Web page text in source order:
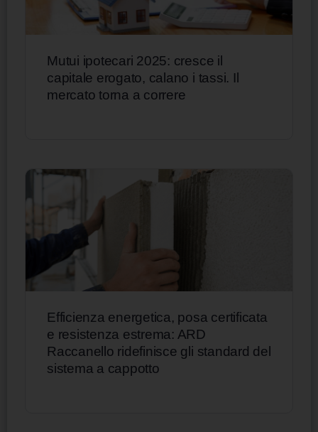
Mutui ipotecari 2025: cresce il
capitale erogato, calano i tassi. Il
mercato torna a correre
Efficienza energetica, posa certificata
e resistenza estrema: ARD
Raccanello ridefinisce gli standard del
sistema a cappotto